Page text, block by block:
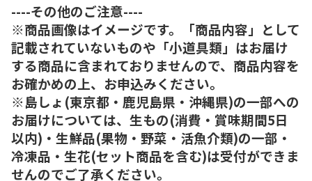
----その他のご注意----
※商品画像はイメージです。「商品内容」として
記載されていないものや「小道具類」はお届け
する商品に含まれておりませんので、商品内容を
お確かめの上、お申込みください。
※島しょ(東京都・鹿児島県・沖縄県)の一部への
お届けについては、生もの(消費・賞味期間5日
以内)・生鮮品(果物・野菜・活魚介類)の一部・
冷凍品・生花(セット商品を含む)は受付ができま
せんのでご了承ください。